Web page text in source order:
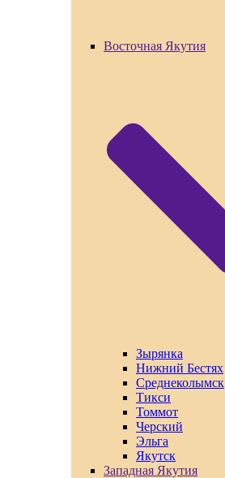
Восточная Якутия
Зырянка
Нижний Бестях
Среднеколымск
Тикси
Томмот
Черский
Эльга
Якутск
Западная Якутия